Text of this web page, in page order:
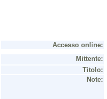
Accesso online:
Mittente:
Titolo:
Note: